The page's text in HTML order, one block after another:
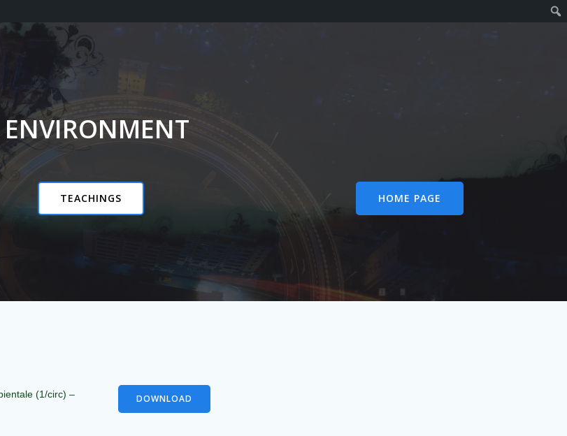
ENVIRONMENT
TEACHINGS HOME PAGE
(1/circ) –
DOWNLOAD